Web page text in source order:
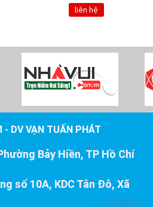
liên hệ
- DV VẠN TUẤN PHÁT
Bảy Hiền, TP Hồ Chí
số 10A, KDC Tân Đô, Xã